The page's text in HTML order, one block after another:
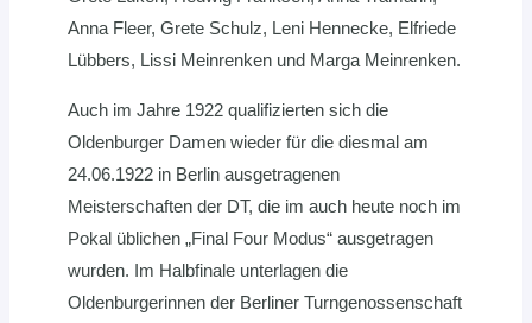
Anna Fleer, Grete Schulz, Leni Hennecke, Elfriede
Lübbers, Lissi Meinrenken und Marga Meinrenken.
Auch im Jahre 1922 qualifizierten sich die
Oldenburger Damen wieder für die diesmal am
24.06.1922 in Berlin ausgetragenen
Meisterschaften der DT, die im auch heute noch im
Pokal üblichen „Final Four Modus“ ausgetragen
wurden. Im Halbfinale unterlagen die
Oldenburgerinnen der Berliner Turngenossenschaft